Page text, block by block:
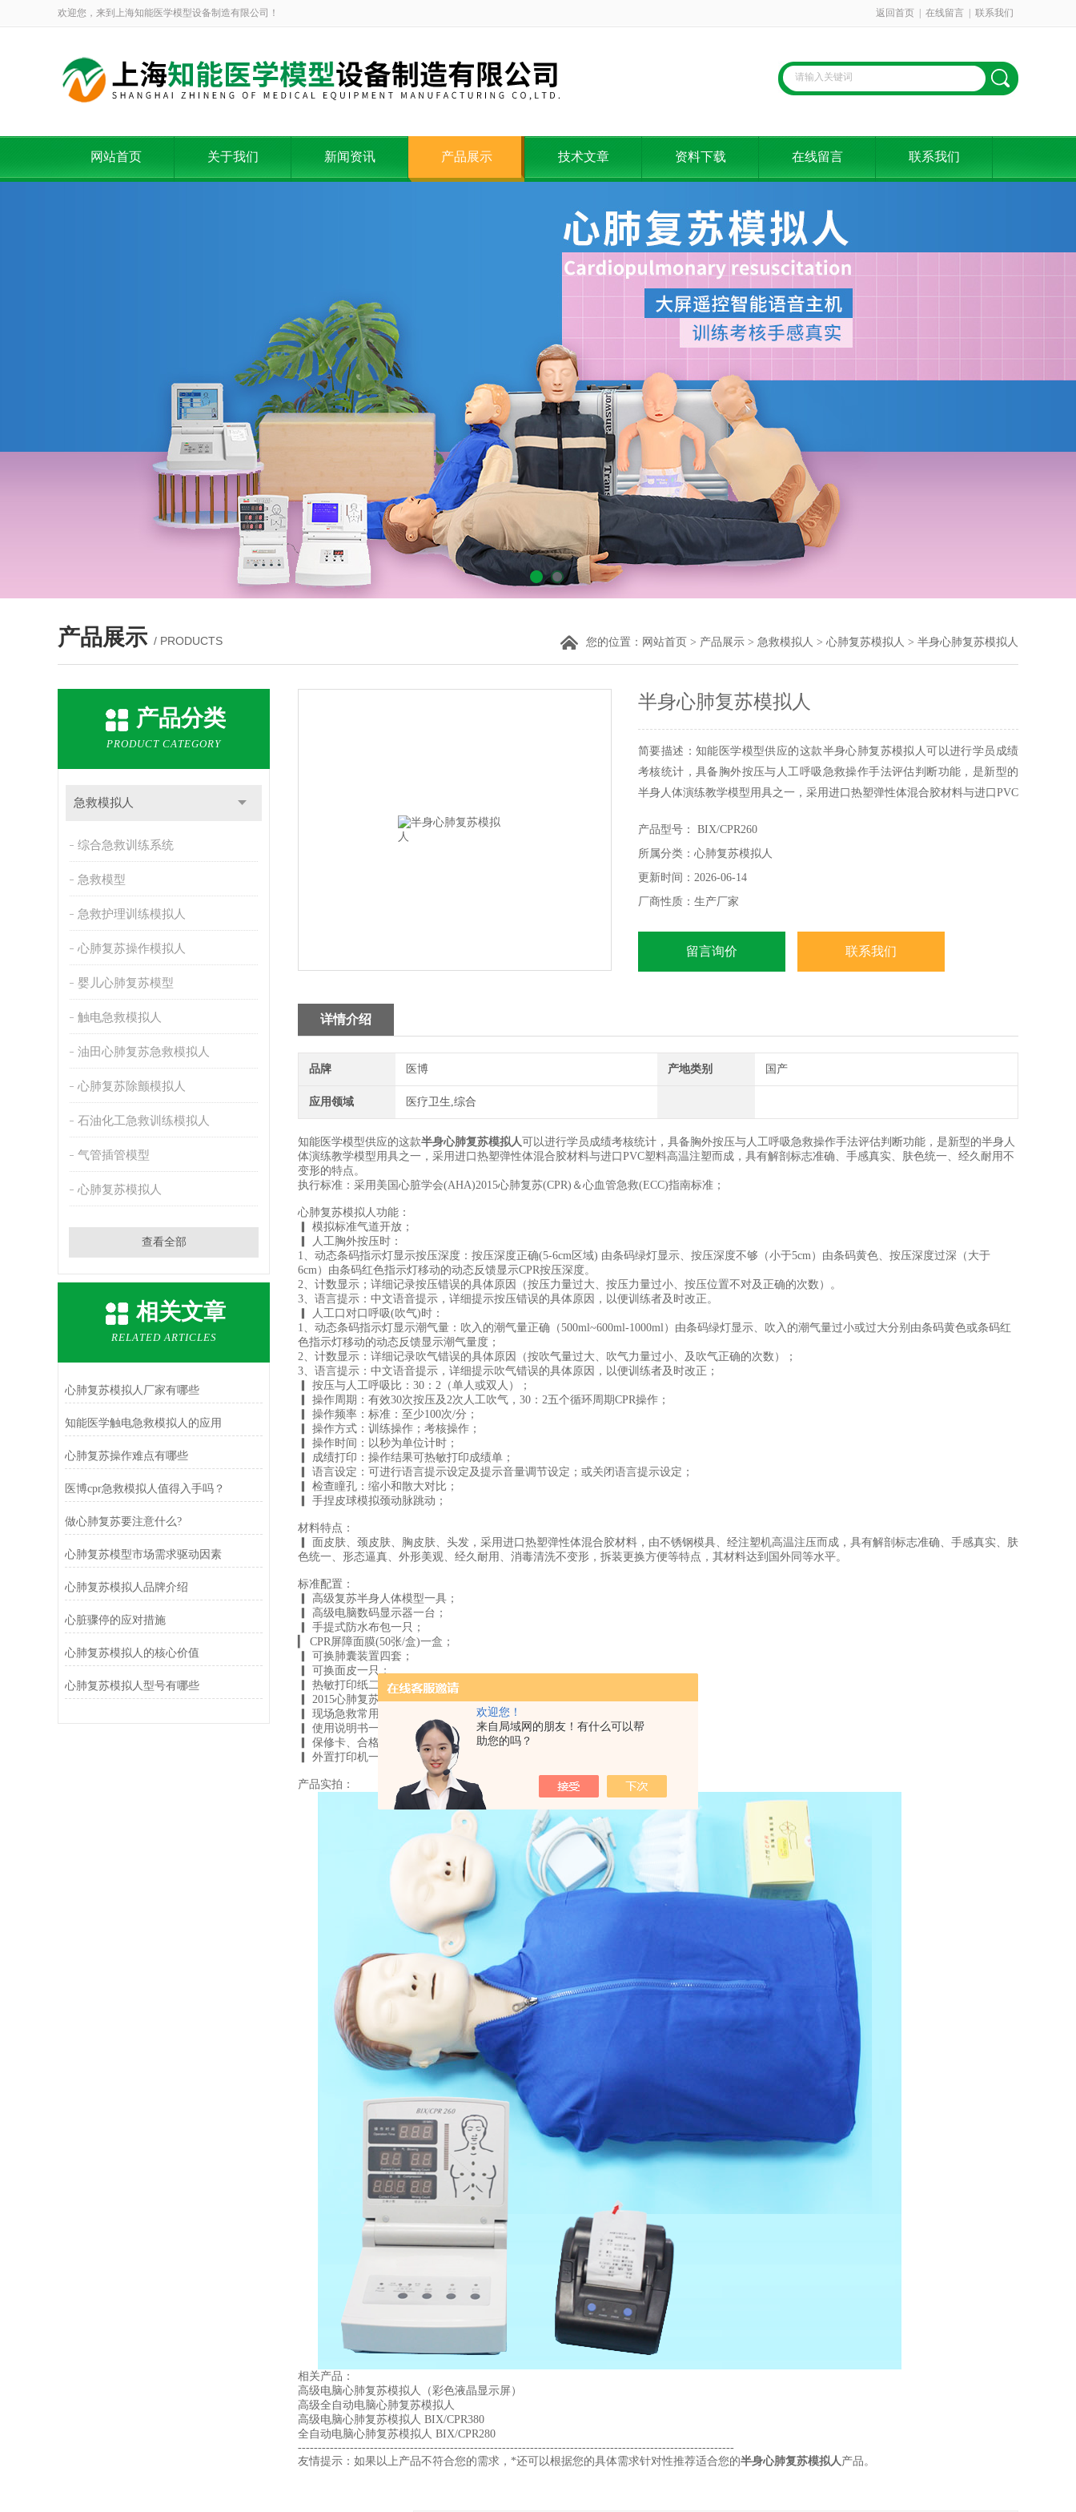
欢迎您！
来自局域网的朋友！有什么可以帮
助您的吗？
欢迎您，来到上海知能医学模型设备制造有限公司！ 返回首页 在线留言 联系我们
网站首页 关于我们 新闻资讯 产品展示 技术文章 资料下载 在线留言 联系我们
产品展示 / PRODUCTS 您的位置： 网站首页 > 产品展示 > 急救模拟人 > 心肺复苏模拟人 > 半身心肺复苏模拟人
产品分类
PRODUCT CATEGORY
急救模拟人
综合急救训练系统
急救模型
急救护理训练模拟人
心肺复苏操作模拟人
婴儿心肺复苏模型
触电急救模拟人
油田心肺复苏急救模拟人
心肺复苏除颤模拟人
石油化工急救训练模拟人
气管插管模型
心肺复苏模拟人
查看全部
相关文章
RELATED ARTICLES
心肺复苏模拟人厂家有哪些
知能医学触电急救模拟人的应用
心肺复苏操作难点有哪些
医博cpr急救模拟人值得入手吗？
做心肺复苏要注意什么?
心肺复苏模型市场需求驱动因素
心肺复苏模拟人品牌介绍
心脏骤停的应对措施
心肺复苏模拟人的核心价值
心肺复苏模拟人型号有哪些
半身心肺复苏模拟人
简要描述：知能医学模型供应的这款半身心肺复苏模拟人可以进行学员成绩
考核统计，具备胸外按压与人工呼吸急救操作手法评估判断功能，是新型的
半身人体演练教学模型用具之一，采用进口热塑弹性体混合胶材料与进口PVC
变形的特点。
产品型号： BIX/CPR260
所属分类：心肺复苏模拟人
更新时间：2026-06-14
厂商性质：生产厂家
留言询价 联系我们
详情介绍
品牌 医博 产地类别 国产
应用领域 医疗卫生,综合
知能医学模型供应的这款半身心肺复苏模拟人可以进行学员成绩考核统计，具备胸外按压与人工呼吸急救操作手法评估判断功能，是新型的半身人
体演练教学模型用具之一，采用进口热塑弹性体混合胶材料与进口PVC塑料高温注塑而成，具有解剖标志准确、手感真实、肤色统一、经久耐用不
变形的特点。
执行标准：采用美国心脏学会(AHA)2015心肺复苏(CPR)＆心血管急救(ECC)指南标准；
心肺复苏模拟人功能：
▎ 模拟标准气道开放；
▎ 人工胸外按压时：
1、动态条码指示灯显示按压深度：按压深度正确(5-6cm区域) 由条码绿灯显示、按压深度不够（小于5cm）由条码黄色、按压深度过深（大于
6cm）由条码红色指示灯移动的动态反馈显示CPR按压深度。
2、计数显示；详细记录按压错误的具体原因（按压力量过大、按压力量过小、按压位置不对及正确的次数）。
3、语言提示：中文语音提示，详细提示按压错误的具体原因，以便训练者及时改正。
▎ 人工口对口呼吸(吹气)时：
1、动态条码指示灯显示潮气量：吹入的潮气量正确（500ml~600ml-1000ml）由条码绿灯显示、吹入的潮气量过小或过大分别由条码黄色或条码红
色指示灯移动的动态反馈显示潮气量度；
2、计数显示：详细记录吹气错误的具体原因（按吹气量过大、吹气力量过小、及吹气正确的次数）；
3、语言提示：中文语音提示，详细提示吹气错误的具体原因，以便训练者及时改正；
▎ 按压与人工呼吸比：30：2（单人或双人）；
▎ 操作周期：有效30次按压及2次人工吹气，30：2五个循环周期CPR操作；
▎ 操作频率：标准：至少100次/分；
▎ 操作方式：训练操作；考核操作；
▎ 操作时间：以秒为单位计时；
▎ 成绩打印：操作结果可热敏打印成绩单；
▎ 语言设定：可进行语言提示设定及提示音量调节设定；或关闭语言提示设定；
▎ 检查瞳孔：缩小和散大对比；
▎ 手捏皮球模拟颈动脉跳动；
材料特点：
▎ 面皮肤、颈皮肤、胸皮肤、头发，采用进口热塑弹性体混合胶材料，由不锈钢模具、经注塑机高温注压而成，具有解剖标志准确、手感真实、肤
色统一、形态逼真、外形美观、经久耐用、消毒清洗不变形，拆装更换方便等特点，其材料达到国外同等水平。
标准配置：
▎ 高级复苏半身人体模型一具；
▎ 高级电脑数码显示器一台；
▎ 手提式防水布包一只；
▎ CPR屏障面膜(50张/盒)一盒；
▎ 可换肺囊装置四套；
▎ 可换面皮一只；
▎ 热敏打印纸二卷；
▎ 2015心肺复苏急救操作指南光盘一张；
▎ 现场急救常用技术使用手册一本；
▎ 使用说明书一本；
▎ 保修卡、合格证一套；
▎ 外置打印机一台；
产品实拍：
相关产品：
高级电脑心肺复苏模拟人（彩色液晶显示屏）
高级全自动电脑心肺复苏模拟人
高级电脑心肺复苏模拟人 BIX/CPR380
全自动电脑心肺复苏模拟人 BIX/CPR280
-------------------------------------------------------------------------------------------------------------
友情提示：如果以上产品不符合您的需求，*还可以根据您的具体需求针对性推荐适合您的半身心肺复苏模拟人产品。